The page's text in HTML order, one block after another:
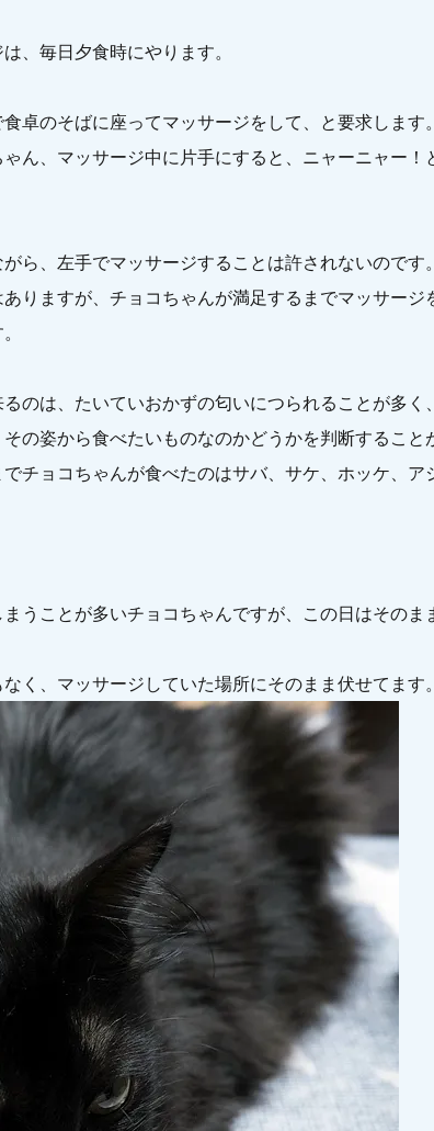
、毎日夕食時にやります。
卓のそばに座ってマッサージをして、と要求します。
ん、マッサージ中に片手にすると、ニャーニャー！
ら、左手でマッサージすることは許されないのです。
りますが、チョコちゃんが満足するまでマッサージ
のは、たいていおかずの匂いにつられることが多く
の姿から食べたいものなのかどうかを判断すること
チョコちゃんが食べたのはサバ、サケ、ホッケ、ア
うことが多いチョコちゃんですが、この日はそのま
く、マッサージしていた場所にそのまま伏せてます。